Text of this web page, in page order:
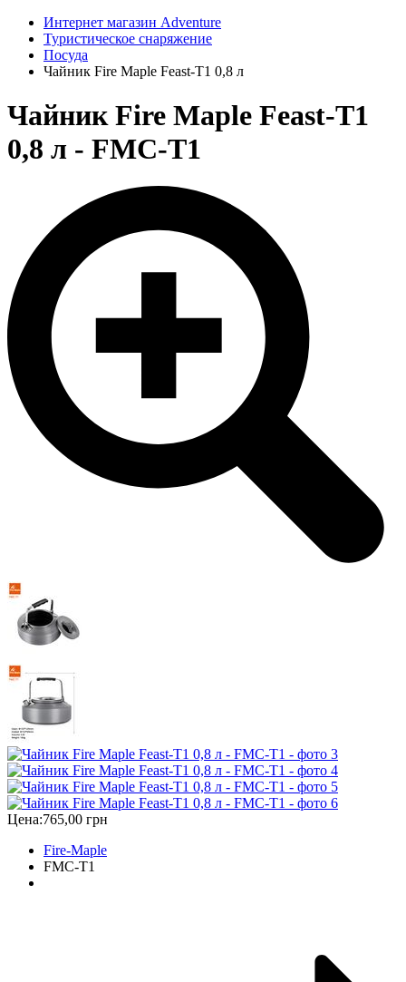
Интернет магазин Adventure
Туристическое снаряжение
Посуда
Чайник Fire Maple Feast-Т1 0,8 л
Чайник Fire Maple Feast-Т1
0,8 л - FMC-T1
Цена:765,00 грн
Fire-Maple
FMC-T1